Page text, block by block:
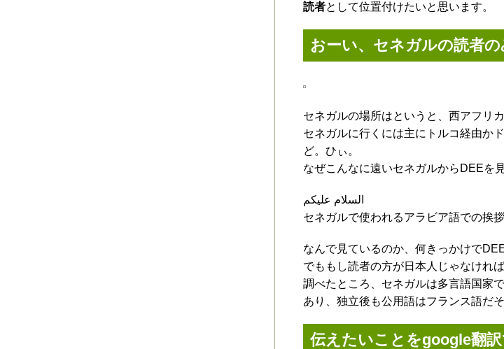
読者として位置付けたいと思います。
おーい、セネガルの読者の
セネガルの場所はというと、西アフリ
セネガルに行くには主にトルコ経由か
ど。ひぃ。
なぜこんなに遠いセネガルからDEEを
السلام عليكم
セネガルで使われるアラビア語での挨拶
なんで見ているのか、何きっかけで
でももし読者の方が日本人じゃなけれ
調べたところ、セネガルは多言語国家
あり、独立後も公用語はフランス語だそ
伝えたいことをgoogle翻